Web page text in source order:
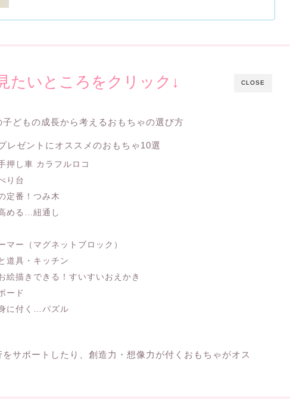
CLOSE
たいところをクリック↓
子どもの成長から考えるおもちゃの選び方
レゼントにオススメのおもちゃ10選
押し車 カラフルロコ
り台
定番！つみ木
める…紐通し
ー（マグネットブロック）
道具・キッチン
絵描きできる！すいすいおえかき
ード
に付く…パズル
をサポートしたり、創造力・想像力が付くおもちゃがオス